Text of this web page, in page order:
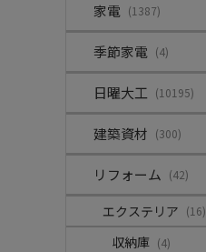
家電 (1387)
季節家電 (4)
日曜大工 (10195)
建築資材 (300)
リフォーム (42)
エクステリア (16)
収納庫 (4)